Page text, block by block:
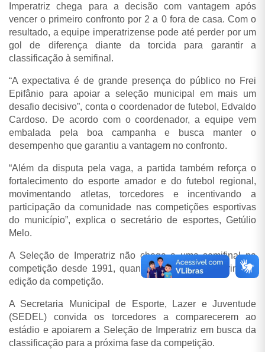
Imperatriz chega para a decisão com vantagem após
vencer o primeiro confronto por 2 a 0 fora de casa. Com o
resultado, a equipe imperatrizense pode até perder por um
gol de diferença diante da torcida para garantir a
classificação à semifinal.
“A expectativa é de grande presença do público no Frei
Epifânio para apoiar a seleção municipal em mais um
desafio decisivo”, conta o coordenador de futebol, Edvaldo
Cardoso. De acordo com o coordenador, a equipe vem
embalada pela boa campanha e busca manter o
desempenho que garantiu a vantagem no confronto.
“Além da disputa pela vaga, a partida também reforça o
fortalecimento do esporte amador e do futebol regional,
movimentando atletas, torcedores e incentivando a
participação da comunidade nas competições esportivas
do município”, explica o secretário de esportes, Getúlio
Melo.
A Seleção de Imperatriz não chega a uma semifinal na
competição desde 1991, quando foi campeã na primeira
edição da competição.
A Secretaria Municipal de Esporte, Lazer e Juventude
(SEDEL) convida os torcedores a comparecerem ao
estádio e apoiarem a Seleção de Imperatriz em busca da
classificação para a próxima fase da competição.